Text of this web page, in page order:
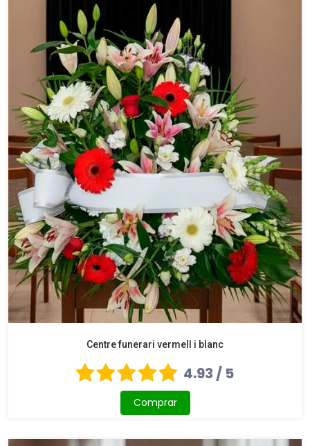
Centre funerari vermell i blanc
4.93 / 5
Comprar